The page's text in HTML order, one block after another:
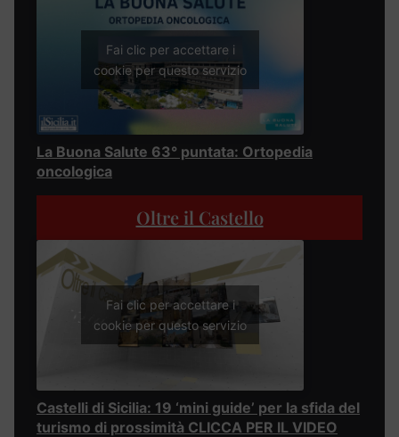
Fai clic per accettare i
cookie per questo servizio
La Buona Salute 63° puntata: Ortopedia
oncologica
Oltre il Castello
Fai clic per accettare i
cookie per questo servizio
Castelli di Sicilia: 19 ‘mini guide’ per la sfida del
turismo di prossimità CLICCA PER IL VIDEO